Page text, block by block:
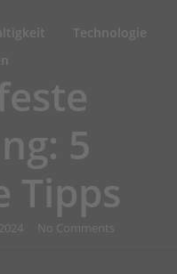
Technologie
5
Tipps
No Comments